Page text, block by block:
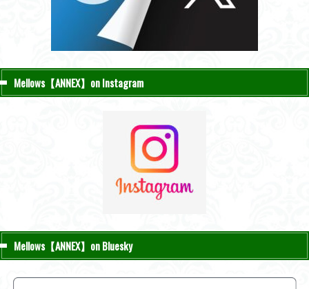
Mellows【ANNEX】on Instagram
Mellows【ANNEX】on Bluesky